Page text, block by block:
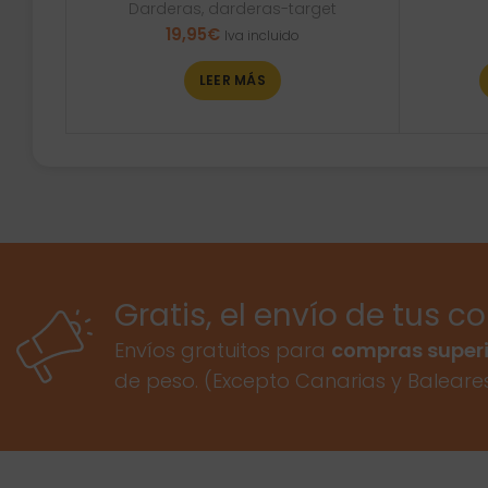
Darderas, darderas-target
19,95€ Iva incluido
LEER MÁS
Gratis, el envío de tus
Envíos gratuitos para compras
de peso. (Excepto Canarias y